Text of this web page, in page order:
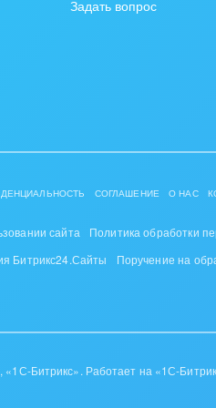
Задать вопрос
СОГЛАШЕНИЕ О НАС
сайта
Политика обработки
Битрикс24.Сайты
Поручение на
Битрикс». Работает на «1С-